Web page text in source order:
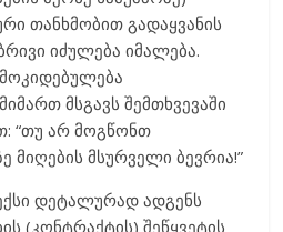
თანხმობით გადაყვანის
იძულება იმალება.
მსგავს შემთხვევაში
“თუ არ მოგწონთ
მიღების მსურველი ბევრია!”
დეტალურად ადგენს
(კონტრაქტის) შეწყვეტის